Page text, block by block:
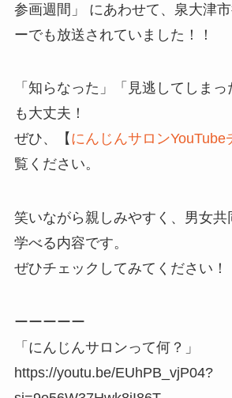
参画週間」 にあわせて、泉大津
ーでも放送されていました！！
「知らなった」「見逃してしま
も大丈夫！
ぜひ、【 にんじんサロンYouTube
覧ください。
笑いながら親しみやすく、男女共
学べる内容です。
ぜひチェックしてみてください！
ーーーーー
「にんじんサロンって何？」
https://youtu.be/EUhPB_vjP04?